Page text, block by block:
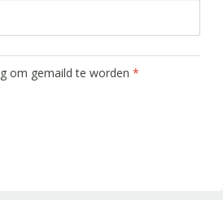
om gemaild te worden *